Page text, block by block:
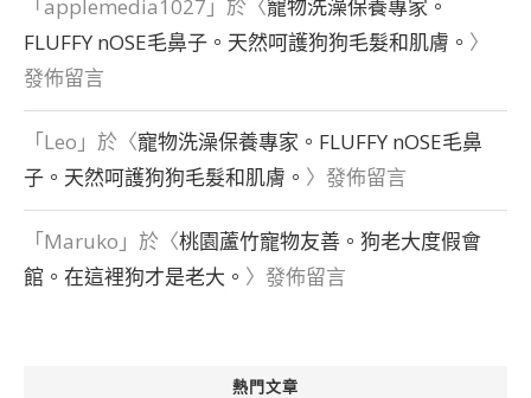
「applemedia1027 」於〈寵物洗澡保養專家。
FLUFFY nOSE毛鼻子。天然呵護狗狗毛髮和肌膚。 〉
發佈留言
「Leo 」於〈寵物洗澡保養專家。FLUFFY nOSE毛鼻
子。天然呵護狗狗毛髮和肌膚。 〉發佈留言
「Maruko 」於〈桃園蘆竹寵物友善。狗老大度假會
館。在這裡狗才是老大。 〉發佈留言
熱門文章